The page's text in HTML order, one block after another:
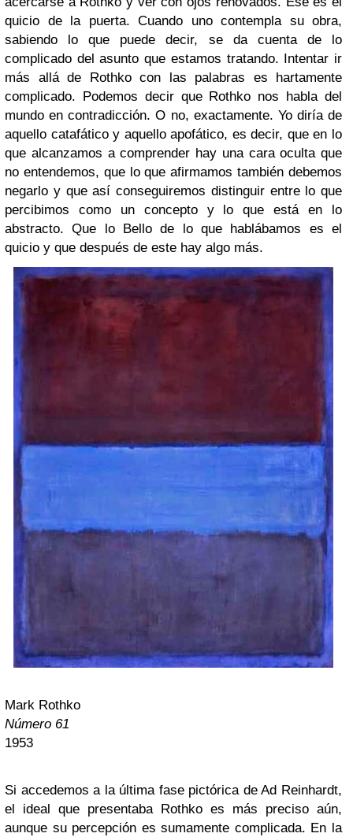
quicio de la puerta. Cuando uno contempla su obra,
sabiendo lo que puede decir, se da cuenta de lo
complicado del asunto que estamos tratando. Intentar ir
más allá de Rothko con las palabras es hartamente
complicado. Podemos decir que Rothko nos habla del
mundo en contradicción. O no, exactamente. Yo diría de
aquello catafático y aquello apofático, es decir, que en lo
que alcanzamos a comprender hay una cara oculta que
no entendemos, que lo que afirmamos también debemos
negarlo y que así conseguiremos distinguir entre lo que
percibimos como un concepto y lo que está en lo
abstracto. Que lo Bello de lo que hablábamos es el
quicio y que después de este hay algo más.
Mark Rothko
Número 61
1953
Si accedemos a la última fase pictórica de Ad Reinhardt,
el ideal que presentaba Rothko es más preciso aún,
aunque su percepción es sumamente complicada. En la